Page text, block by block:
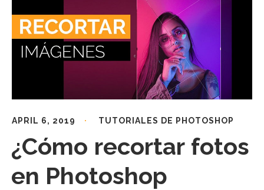
APRIL 6, 2019 TUTORIALES DE PHOTOSHOP
¿Cómo recortar fotos
en Photoshop